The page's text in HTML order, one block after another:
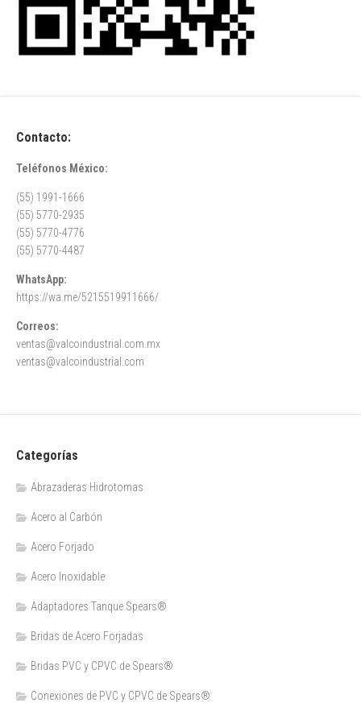
Contacto:
Teléfonos México:
(55) 1991-1666
(55) 5770-2935
(55) 5770-4776
(55) 5770-4487
WhatsApp:
https://wa.me/5215519911666/
Correos:
ventas@valcoindustrial.com.mx
ventas@valcoindustrial.com
Categorías
Abrazaderas Hidrotomas
Acero al Carbón
Acero Forjado
Acero Inoxidable
Adaptadores Tanque Spears®
Bridas de Acero Forjadas
Bridas PVC y CPVC de Spears®
Conexiones de PVC y CPVC de Spears®